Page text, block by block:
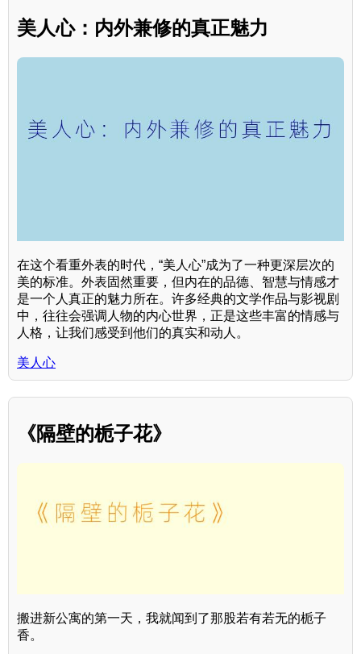
美人心：内外兼修的真正魅力
在这个看重外表的时代，“美人心”成为了一种更深层次的
美的标准。外表固然重要，但内在的品德、智慧与情感才
是一个人真正的魅力所在。许多经典的文学作品与影视剧
中，往往会强调人物的内心世界，正是这些丰富的情感与
人格，让我们感受到他们的真实和动人。
美人心
《隔壁的栀子花》
搬进新公寓的第一天，我就闻到了那股若有若无的栀子
香。